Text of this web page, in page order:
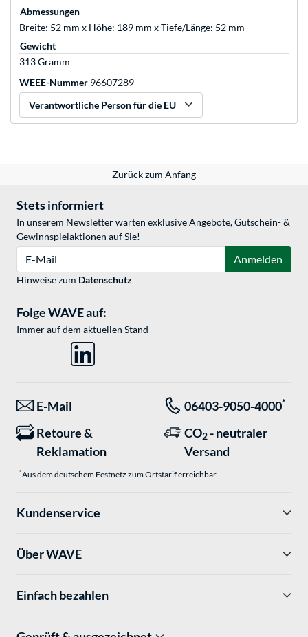
Abmessungen
Breite: 52 mm x Höhe: 189 mm x Tiefe/Länge: 52 mm
Gewicht
313 Gramm
WEEE-Nummer 96607289
Verantwortliche Person für die EU
Zurück zum Anfang
Stets informiert
In unserem Newsletter warten exklusive Angebote, Gutschein- &
Gewinnspielaktionen auf Sie!
Anmelden
Hinweise zum Datenschutz
Folge WAVE auf:
Immer auf dem aktuellen Stand
E-Mail 06403-9050-4000*
Retoure &
Reklamation
CO2 - neutraler
Versand
*Aus dem deutschem Festnetz zum Ortstarif erreichbar.
Kundenservice
Über WAVE
Einfach bezahlen